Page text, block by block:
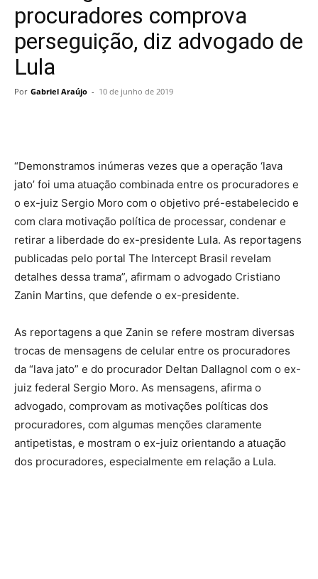
procuradores comprova
perseguição, diz advogado de
Lula
Por Gabriel Araújo - 10 de junho de 2019
“Demonstramos inúmeras vezes que a operação ‘lava
jato’ foi uma atuação combinada entre os procuradores e
o ex-juiz Sergio Moro com o objetivo pré-estabelecido e
com clara motivação política de processar, condenar e
retirar a liberdade do ex-presidente Lula. As reportagens
publicadas pelo portal The Intercept Brasil revelam
detalhes dessa trama”, afirmam o advogado Cristiano
Zanin Martins, que defende o ex-presidente.
As reportagens a que Zanin se refere mostram diversas
trocas de mensagens de celular entre os procuradores
da “lava jato” e do procurador Deltan Dallagnol com o ex-
juiz federal Sergio Moro. As mensagens, afirma o
advogado, comprovam as motivações políticas dos
procuradores, com algumas menções claramente
antipetistas, e mostram o ex-juiz orientando a atuação
dos procuradores, especialmente em relação a Lula.